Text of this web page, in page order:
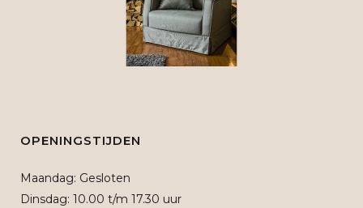
OPENINGSTIJDEN
Maandag: Gesloten
Dinsdag: 10.00 t/m 17.30 uur